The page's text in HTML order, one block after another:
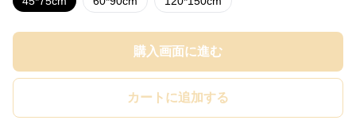
購入画面に進む
カートに追加する